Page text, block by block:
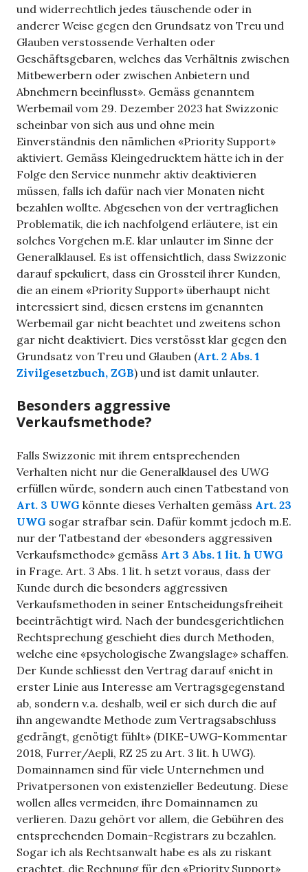
und widerrechtlich jedes täuschende oder in
anderer Weise gegen den Grundsatz von Treu und
Glauben verstossende Verhalten oder
Geschäftsgebaren, welches das Verhältnis zwischen
Mitbewerbern oder zwischen Anbietern und
Abnehmern beeinflusst». Gemäss genanntem
Werbemail vom 29. Dezember 2023 hat Swizzonic
scheinbar von sich aus und ohne mein
Einverständnis den nämlichen «Priority Support»
aktiviert. Gemäss Kleingedrucktem hätte ich in der
Folge den Service nunmehr aktiv deaktivieren
müssen, falls ich dafür nach vier Monaten nicht
bezahlen wollte. Abgesehen von der vertraglichen
Problematik, die ich nachfolgend erläutere, ist ein
solches Vorgehen m.E. klar unlauter im Sinne der
Generalklausel. Es ist offensichtlich, dass Swizzonic
darauf spekuliert, dass ein Grossteil ihrer Kunden,
die an einem «Priority Support» überhaupt nicht
interessiert sind, diesen erstens im genannten
Werbemail gar nicht beachtet und zweitens schon
gar nicht deaktiviert. Dies verstösst klar gegen den
Grundsatz von Treu und Glauben (Art. 2 Abs. 1
Zivilgesetzbuch, ZGB) und ist damit unlauter.
Besonders aggressive
Verkaufsmethode?
Falls Swizzonic mit ihrem entsprechenden
Verhalten nicht nur die Generalklausel des UWG
erfüllen würde, sondern auch einen Tatbestand von
Art. 3 UWG könnte dieses Verhalten gemäss Art. 23
UWG sogar strafbar sein. Dafür kommt jedoch m.E.
nur der Tatbestand der «besonders aggressiven
Verkaufsmethode» gemäss Art 3 Abs. 1 lit. h UWG
in Frage. Art. 3 Abs. 1 lit. h setzt voraus, dass der
Kunde durch die besonders aggressiven
Verkaufsmethoden in seiner Entscheidungsfreiheit
beeinträchtigt wird. Nach der bundesgerichtlichen
Rechtsprechung geschieht dies durch Methoden,
welche eine «psychologische Zwangslage» schaffen.
Der Kunde schliesst den Vertrag darauf «nicht in
erster Linie aus Interesse am Vertragsgegenstand
ab, sondern v.a. deshalb, weil er sich durch die auf
ihn angewandte Methode zum Vertragsabschluss
gedrängt, genötigt fühlt» (DIKE-UWG-Kommentar
2018, Furrer/Aepli, RZ 25 zu Art. 3 lit. h UWG).
Domainnamen sind für viele Unternehmen und
Privatpersonen von existenzieller Bedeutung. Diese
wollen alles vermeiden, ihre Domainnamen zu
verlieren. Dazu gehört vor allem, die Gebühren des
entsprechenden Domain-Registrars zu bezahlen.
Sogar ich als Rechtsanwalt habe es als zu riskant
erachtet, die Rechnung für den «Priority Support»